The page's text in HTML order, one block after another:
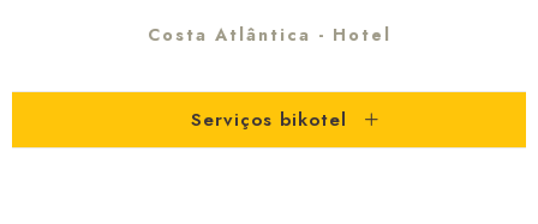
ALOJAMENTOSCosta Atlântica - Hotel
Serviços bikotel